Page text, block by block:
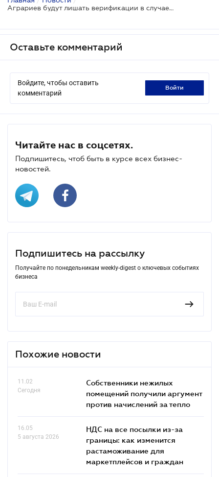
Аграриев будут лишать верификации в случае нарушения правил экспорта в некоторые страны ЕС
Оставьте комментарий
Войдите, чтобы оставить
комментарий
войти
Читайте нас в соцсетях.
Подпишитесь, чтоб быть в курсе всех бизнес-
новостей.
Подпишитесь на рассылку
Получайте по понедельникам weekly-digest о ключевых событиях
бизнеса
Похожие новости
11.02
Сегодня
Собственники нежилых
помещений получили аргумент
против начислений за тепло
16.05
5 августа 2026
НДС на все посылки из-за
границы: как изменится
растаможивание для
маркетплейсов и граждан